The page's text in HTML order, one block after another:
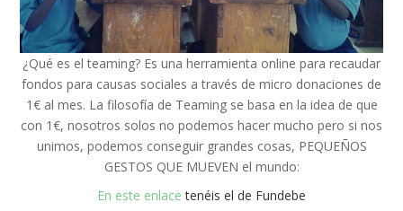
¿Qué es el teaming? Es una herramienta online para recaudar
fondos para causas sociales a través de micro donaciones de
1€ al mes. La filosofía de Teaming se basa en la idea de que
con 1€, nosotros solos no podemos hacer mucho pero si nos
unimos, podemos conseguir grandes cosas, PEQUEÑOS
GESTOS QUE MUEVEN el mundo:
En este enlacetenéis el de Fundebe